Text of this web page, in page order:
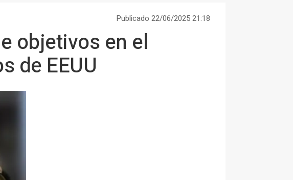
Publicado 22/06/2025 21:18
objetivos en el
de EEUU